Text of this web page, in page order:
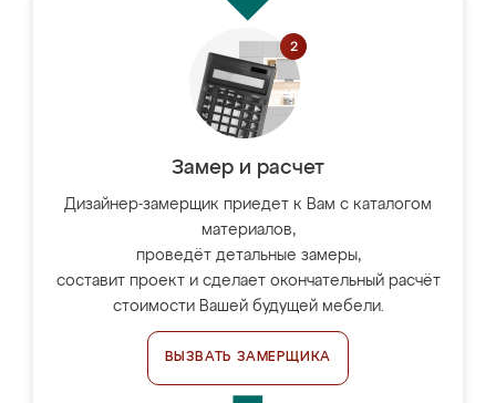
Замер и расчет
Дизайнер-замерщик приедет к Вам с каталогом
материалов,
проведёт детальные замеры,
составит проект и сделает окончательный расчёт
стоимости Вашей будущей мебели.
ВЫЗВАТЬ ЗАМЕРЩИКА